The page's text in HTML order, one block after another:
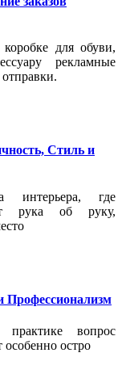
для обуви,
рекламные
Стиль и
интерьера, где
рука об руку,
Профессионализм
практике вопрос
особенно остро